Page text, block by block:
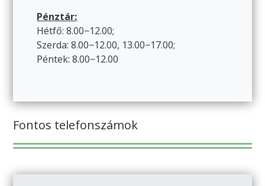
Pénztár:
Hétfő: 8.00−12.00;
Szerda: 8.00−12.00, 13.00−17.00;
Péntek: 8.00−12.00
Fontos telefonszámok